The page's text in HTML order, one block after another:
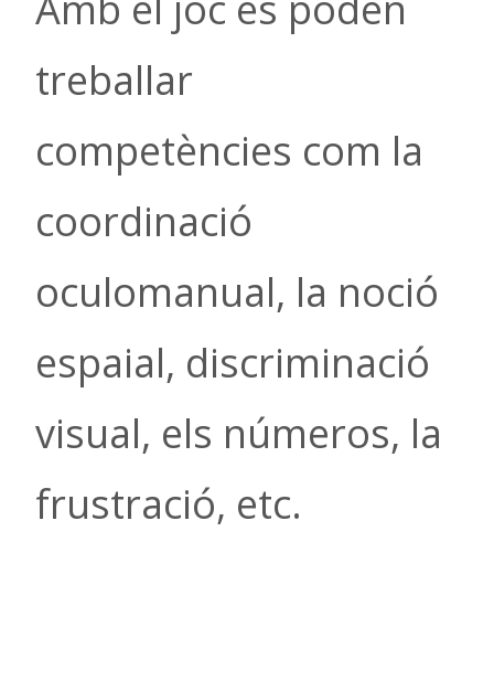
treballar
competències com la
coordinació
oculomanual, la noció
espaial, discriminació
visual, els números, la
frustració, etc.